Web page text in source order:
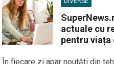
actuale cu
pentru
În fiecare zi apar noutăți din